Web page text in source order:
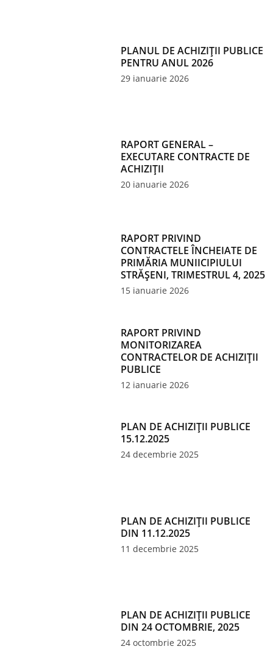
PLANUL DE ACHIZIȚII PUBLICE
PENTRU ANUL 2026
29 ianuarie 2026
RAPORT GENERAL –
EXECUTARE CONTRACTE DE
ACHIZIȚII
20 ianuarie 2026
RAPORT PRIVIND
CONTRACTELE ÎNCHEIATE DE
PRIMĂRIA MUNIICIPIULUI
STRĂȘENI, TRIMESTRUL 4, 2025
15 ianuarie 2026
RAPORT PRIVIND
MONITORIZAREA
CONTRACTELOR DE ACHIZIȚII
PUBLICE
12 ianuarie 2026
PLAN DE ACHIZIȚII PUBLICE
15.12.2025
24 decembrie 2025
PLAN DE ACHIZIȚII PUBLICE
DIN 11.12.2025
11 decembrie 2025
PLAN DE ACHIZIȚII PUBLICE
DIN 24 OCTOMBRIE, 2025
24 octombrie 2025